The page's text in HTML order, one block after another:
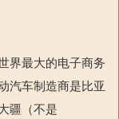
界最大的电子商务
汽车制造商是比亚
疆（不是